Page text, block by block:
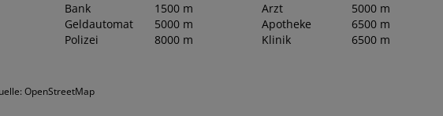
Bank
1500 m
Geldautomat
5000 m
Polizei
8000 m
Arzt
5000 m
Apotheke
6500 m
Klinik
6500 m
OpenStreetMap